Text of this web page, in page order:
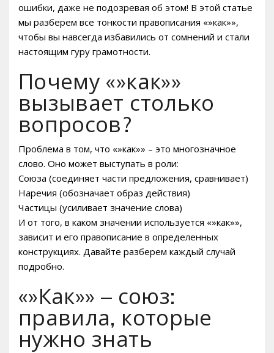
ошибки, даже не подозревая об этом! В этой статье
мы разберем все тонкости правописания «»как»»,
чтобы вы навсегда избавились от сомнений и стали
настоящим гуру грамотности.
Почему «»как»»
вызывает столько
вопросов?
Проблема в том, что «»как»» – это многозначное
слово. Оно может выступать в роли:
Союза (соединяет части предложения, сравнивает)
Наречия (обозначает образ действия)
Частицы (усиливает значение слова)
И от того, в каком значении используется «»как»»,
зависит и его правописание в определенных
конструкциях. Давайте разберем каждый случай
подробно.
«»Как»» – союз:
правила, которые
нужно знать